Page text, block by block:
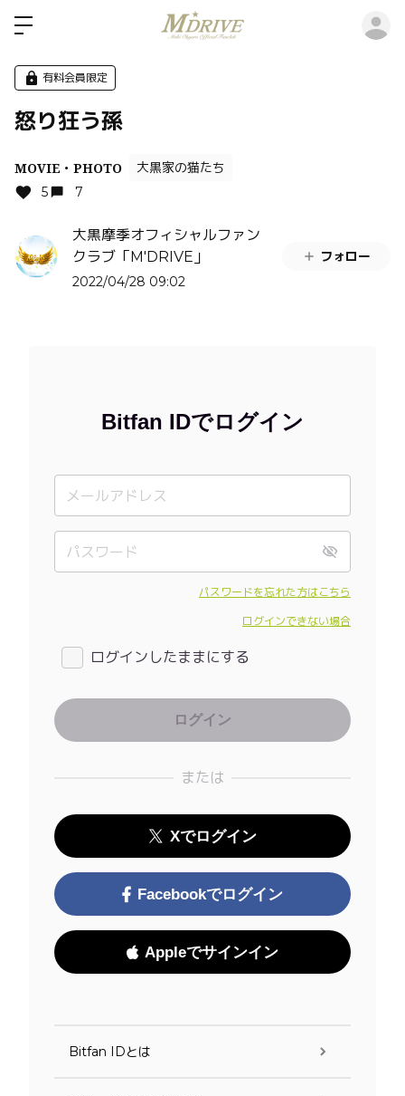
有料会員限定
怒り狂う孫
MOVIE・PHOTO
大黒家の猫たち
5
7
大黒摩季オフィシャルファン
クラブ「M'DRIVE」
2022/04/28 09:02
フォロー
Bitfan IDでログイン
パスワードを忘れた方はこちら
ログインできない場合
ログインしたままにする
または
Xでログイン
Facebookでログイン
Appleでサインイン
Bitfan IDとは